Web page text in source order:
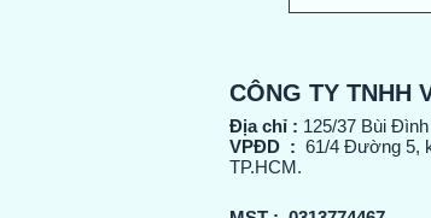
CÔNG TY TNHH
Địa chỉ : 125/37 Bùi
VPĐD : 61/4 Đường 5,
TP.HCM.